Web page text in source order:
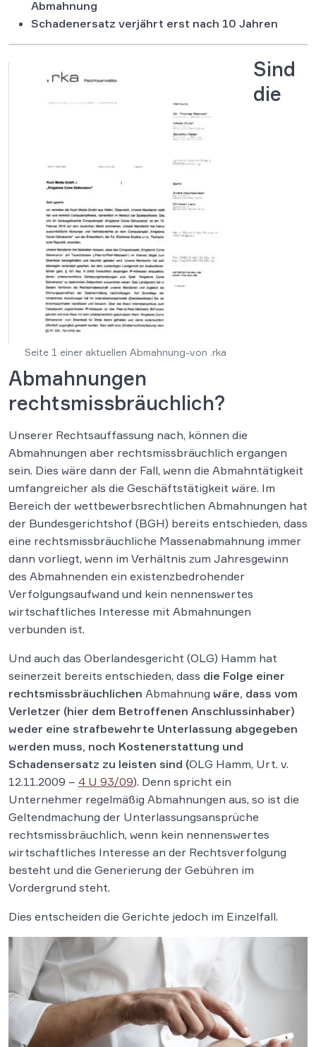
Abmahnung
Schadenersatz verjährt erst nach 10 Jahren
Seite 1 einer aktuellen Abmahnung-von .rka
Sind
die
Abmahnungen
rechtsmissbräuchlich?
Unserer Rechtsauffassung nach, können die
Abmahnungen aber rechtsmissbräuchlich ergangen
sein. Dies wäre dann der Fall, wenn die Abmahntätigkeit
umfangreicher als die Geschäftstätigkeit wäre. Im
Bereich der wettbewerbsrechtlichen Abmahnungen hat
der Bundesgerichtshof (BGH) bereits entschieden, dass
eine rechtsmissbräuchliche Massenabmahnung immer
dann vorliegt, wenn im Verhältnis zum Jahresgewinn
des Abmahnenden ein existenzbedrohender
Verfolgungsaufwand und kein nennenswertes
wirtschaftliches Interesse mit Abmahnungen
verbunden ist.
Und auch das Oberlandesgericht (OLG) Hamm hat
seinerzeit bereits entschieden, dass die Folge einer
rechtsmissbräuchlichen Abmahnung wäre, dass vom
Verletzer (hier dem Betroffenen Anschlussinhaber)
weder eine strafbewehrte Unterlassung abgegeben
werden muss, noch Kostenerstattung und
Schadensersatz zu leisten sind (OLG Hamm, Urt. v.
12.11.2009 – 4 U 93/09). Denn spricht ein
Unternehmer regelmäßig Abmahnungen aus, so ist die
Geltendmachung der Unterlassungsansprüche
rechtsmissbräuchlich, wenn kein nennenswertes
wirtschaftliches Interesse an der Rechtsverfolgung
besteht und die Generierung der Gebühren im
Vordergrund steht.
Dies entscheiden die Gerichte jedoch im Einzelfall.